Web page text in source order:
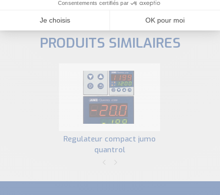
PRODUITS SIMILAIRES
regulateur compact jumo
quantrol